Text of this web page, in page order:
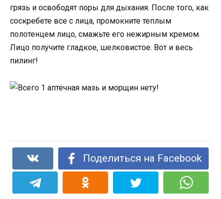
грязь и освободят поры для дыхания. После того, как
соскребете все с лица, промокните теплым
полотенцем лицо, смажьте его нежирным кремом.
Лицо получите гладкое, шелковистое. Вот и весь
пилинг!
Поделиться на Facebook